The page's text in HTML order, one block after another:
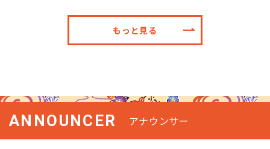
もっと見る
ANNOUNCER アナウンサー